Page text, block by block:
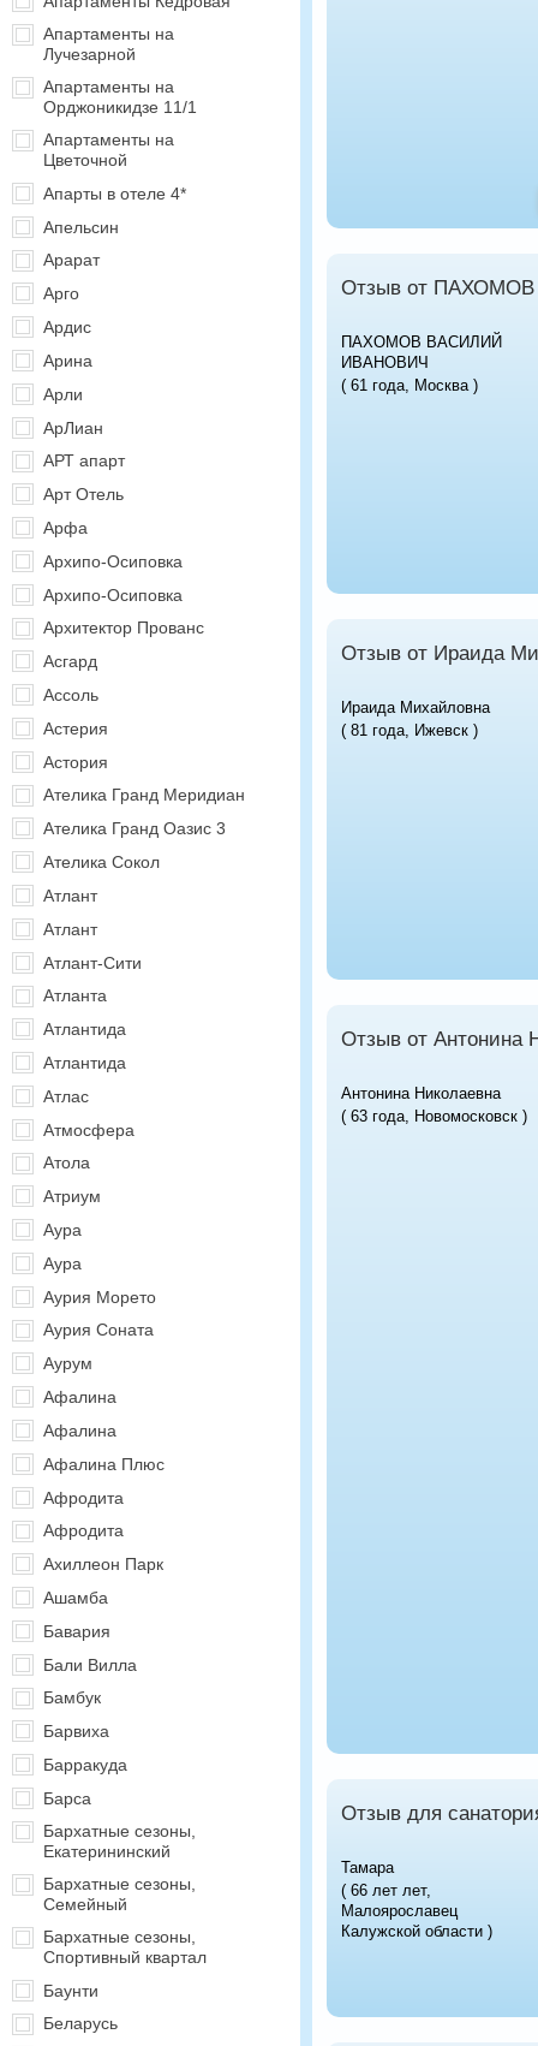
Апартаменты на
Лучезарной
Апартаменты на
Орджоникидзе 11/1
Апартаменты на
Цветочной
Апарты в отеле 4*
Апельсин
Арарат
Арго
Ардис
Арина
Арли
АрЛиан
АРТ апарт
Арт Отель
Арфа
Архипо-Осиповка
Архипо-Осиповка
Архитектор Прованс
Асгард
Ассоль
Астерия
Астория
Ателика Гранд Меридиан
Ателика Гранд Оазис 3
Ателика Сокол
Атлант
Атлант
Атлант-Сити
Атланта
Атлантида
Атлантида
Атлас
Атмосфера
Атола
Атриум
Аура
Аура
Аурия Морето
Аурия Соната
Аурум
Афалина
Афалина
Афалина Плюс
Афродита
Афродита
Ахиллеон Парк
Ашамба
Бавария
Бали Вилла
Бамбук
Барвиха
Барракуда
Барса
Бархатные сезоны,
Екатерининский
Бархатные сезоны,
Семейный
Бархатные сезоны,
Спортивный квартал
Баунти
Беларусь
Отзыв от
ПАХОМОВ ВАСИЛИЙ
ИВАНОВИЧ
( 61 года, Москва )
Отзыв от Ираида
Ираида Михайловна
( 81 года, Ижевск )
Отзыв от Антонина
Антонина Николаевна
( 63 года, Новомосковск )
Отзыв для
Тамара
( 66 лет лет,
Малоярославец
Калужской области )